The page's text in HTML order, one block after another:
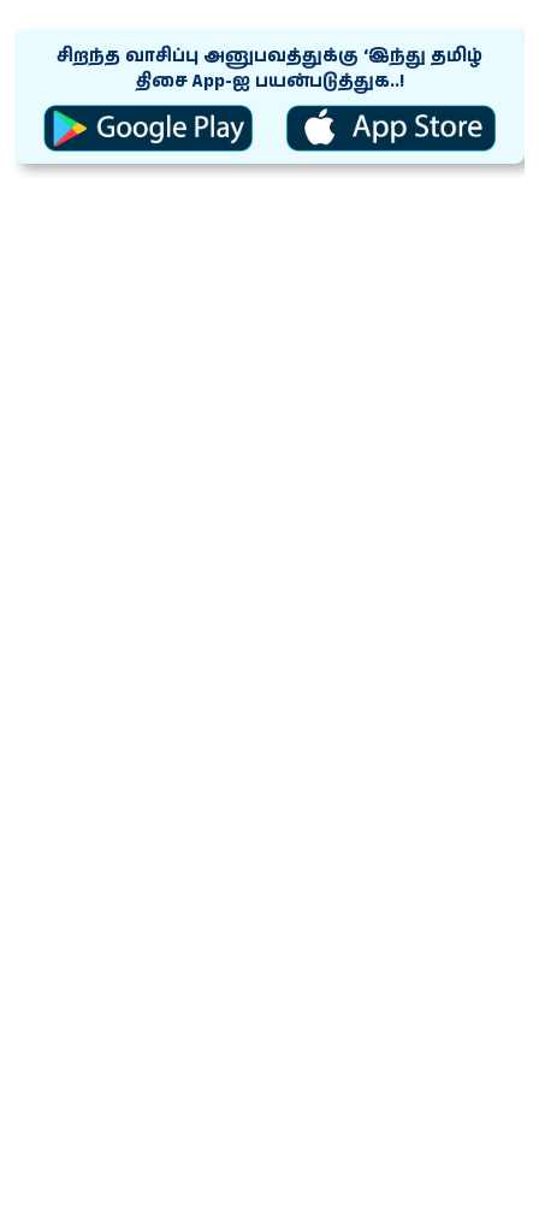
சிறந்த வாசிப்பு அனுபவத்துக்கு ‘இந்து தமிழ்
திசை App-ஐ பயன்படுத்துக..!